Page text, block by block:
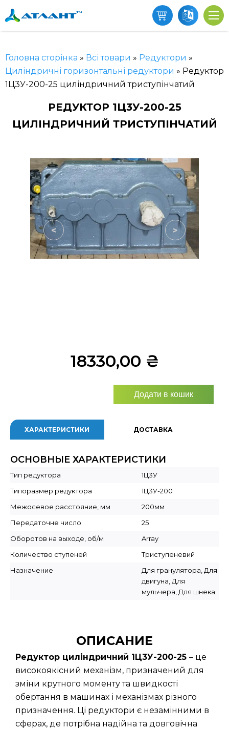
Головна сторінка » Всі товари » Редуктори »
Циліндричні горизонтальні редуктори » Редуктор
1Ц3У-200-25 циліндричний триступінчатий
РЕДУКТОР 1Ц3У-200-25
ЦИЛІНДРИЧНИЙ ТРИСТУПІНЧАТИЙ
< >
18330,00 ₴
Додати в кошик
ХАРАКТЕРИСТИКИ ДОСТАВКА
ОСНОВНЫЕ ХАРАКТЕРИСТИКИ
Тип редуктора
1Ц3У
Типоразмер редуктора
1Ц3У-200
Межосевое расстояние, мм
200мм
Передаточне число
25
Оборотов на выходе, об/м
Array
Количество ступеней
Триступеневий
Назначение
Для гранулятора, Для
двигуна, Для
мульчера, Для шнека
ОПИСАНИЕ
Редуктор циліндричний 1Ц3У-200-25 – це
високоякісний механізм, призначений для
зміни крутного моменту та швидкості
обертання в машинах і механізмах різного
призначення. Ці редуктори є незамінними в
сферах, де потрібна надійна та довговічна